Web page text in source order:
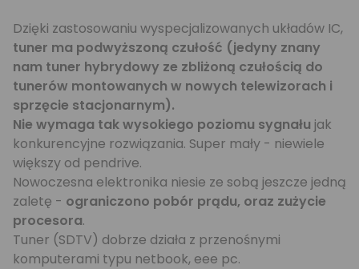
Dzięki zastosowaniu wyspecjalizowanych układów IC,
tuner ma podwyższoną czułość (jedyny znany
nam tuner hybrydowy ze zbliżoną czułością do
tunerów montowanych w nowych telewizorach i
sprzęcie stacjonarnym).
Nie wymaga tak wysokiego poziomu sygnału jak
konkurencyjne rozwiązania. Super mały - niewiele
większy od pendrive.
Nowoczesna elektronika niesie ze sobą jeszcze jedną
zaletę - ograniczono pobór prądu, oraz zużycie
procesora.
Tuner (SDTV) dobrze działa z przenośnymi
komputerami typu netbook, eee pc.